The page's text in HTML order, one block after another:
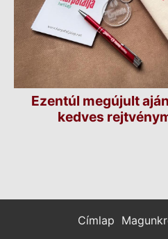
Ezentúl megújult
kedves
Címlap